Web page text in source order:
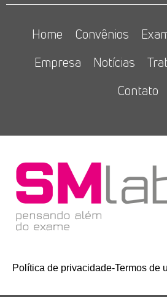
Home Convênios
Empresa
Notícias
Contato
Política de privacidade-Termos de